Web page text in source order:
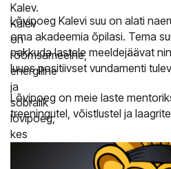
Kalev.
Kalev
on
rõõmsameelne,
energiline
ja
sõbralik
lõvipoeg,
kes
Lõvipoeg Kalevi suu on alati
oma akadeemia õpilasi. Tema
pakkuda lastele meeldejäävat
luues positiivset vundamenti
Lõvipoeg on meie laste
treeningutel, võistlustel ja